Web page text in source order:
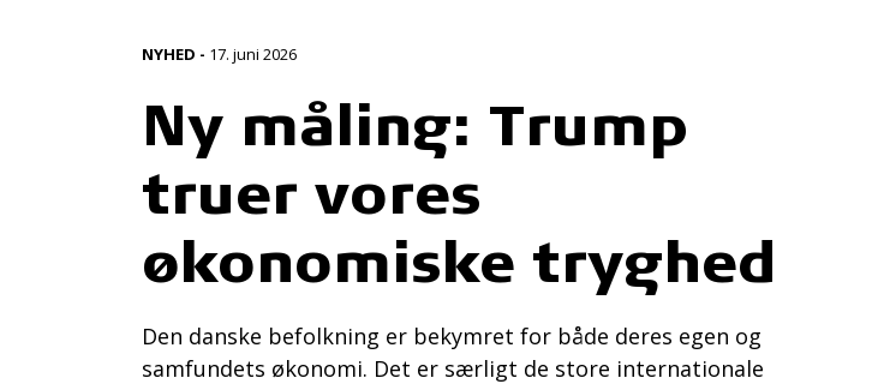
NYHED - 17. juni 2026
Ny måling: Trump
truer vores
økonomiske tryghed
Den danske befolkning er bekymret for både deres egen og
samfundets økonomi. Det er særligt de store internationale